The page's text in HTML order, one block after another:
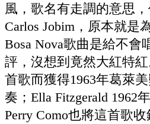
風，歌名有走調的意思
Carlos Jobim，原本就是
Bosa Nova歌曲是給不會
評，沒想到竟然大紅特紅
首歌而獲得1963年葛萊
奏；Ella Fitzgerald 1962
Perry Como也將這首歌